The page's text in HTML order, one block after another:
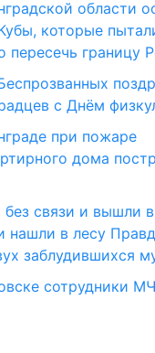
области
которые
пересечь границу
с Днём
при пожаре
дома
без связи и вышли
нашли в лесу
заблудившихся
сотрудники